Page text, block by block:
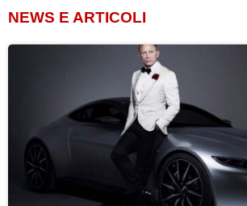
NEWS E ARTICOLI